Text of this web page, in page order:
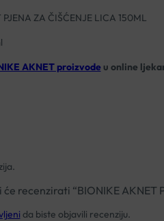
ZA ČIŠĆENJE LICA 150ML
AKNET proizvodeu online
recenzirati “BIONIKE AKNET
da biste objavili recenziju.